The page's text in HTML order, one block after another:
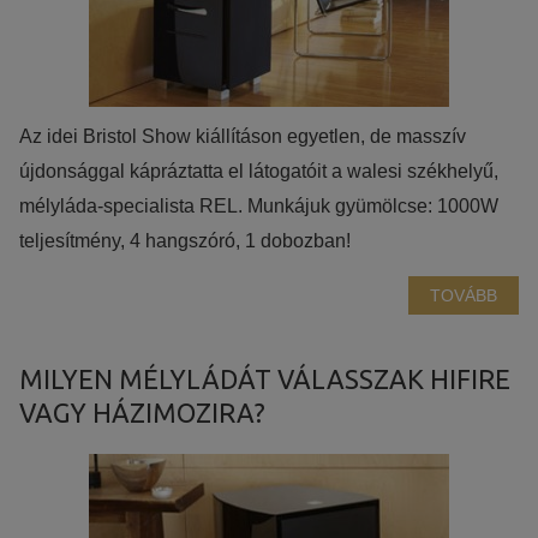
Az idei Bristol Show kiállításon egyetlen, de masszív
újdonsággal kápráztatta el látogatóit a walesi székhelyű,
mélyláda-specialista REL. Munkájuk gyümölcse: 1000W
teljesítmény, 4 hangszóró, 1 dobozban!
TOVÁBB
MILYEN MÉLYLÁDÁT VÁLASSZAK HIFIRE
VAGY HÁZIMOZIRA?
statisztikai adatokat a Google Analytics segítségével, amely
kizárólag az IP címeket tárolja a személyes adatok közül.
Reklámcélú:
Azért települnek ezek a sütik, hogy a felhasználót számára
egyedi, releváns, érdeklődési körébe tartozó
reklámajánlatokkal tudjuk megcélozni.